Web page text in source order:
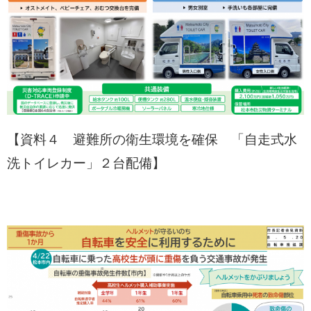
【資料４ 避難所の衛生環境を確保 「自走式水
洗トイレカー」２台配備】